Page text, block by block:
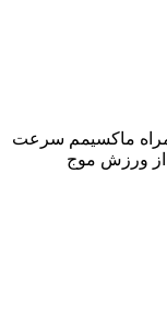
ماکسیمم سرعت
ورزش موج